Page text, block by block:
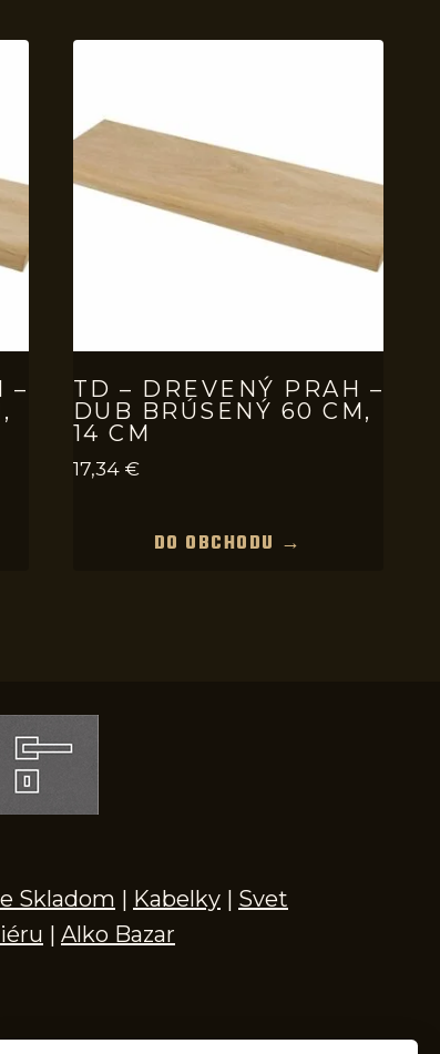
–
TD – DREVENÝ PRAH –
DUB BRÚSENÝ 60 CM,
14 CM
17,34 €
DO OBCHODU →
Skladom | Kabelky | Svet
| Alko Bazar